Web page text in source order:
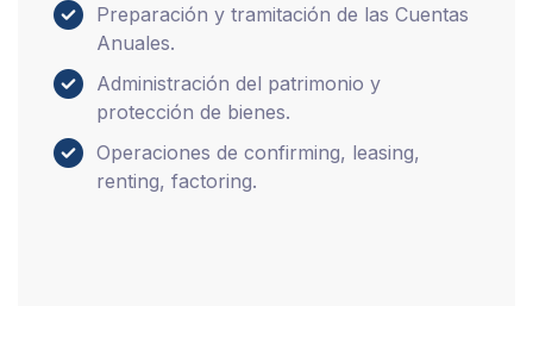
Preparación y tramitación de las Cuentas
Anuales.
Administración del patrimonio y
protección de bienes.
Operaciones de confirming, leasing,
renting, factoring.